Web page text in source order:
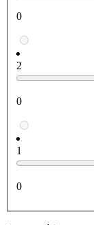
0
2
0
1
0